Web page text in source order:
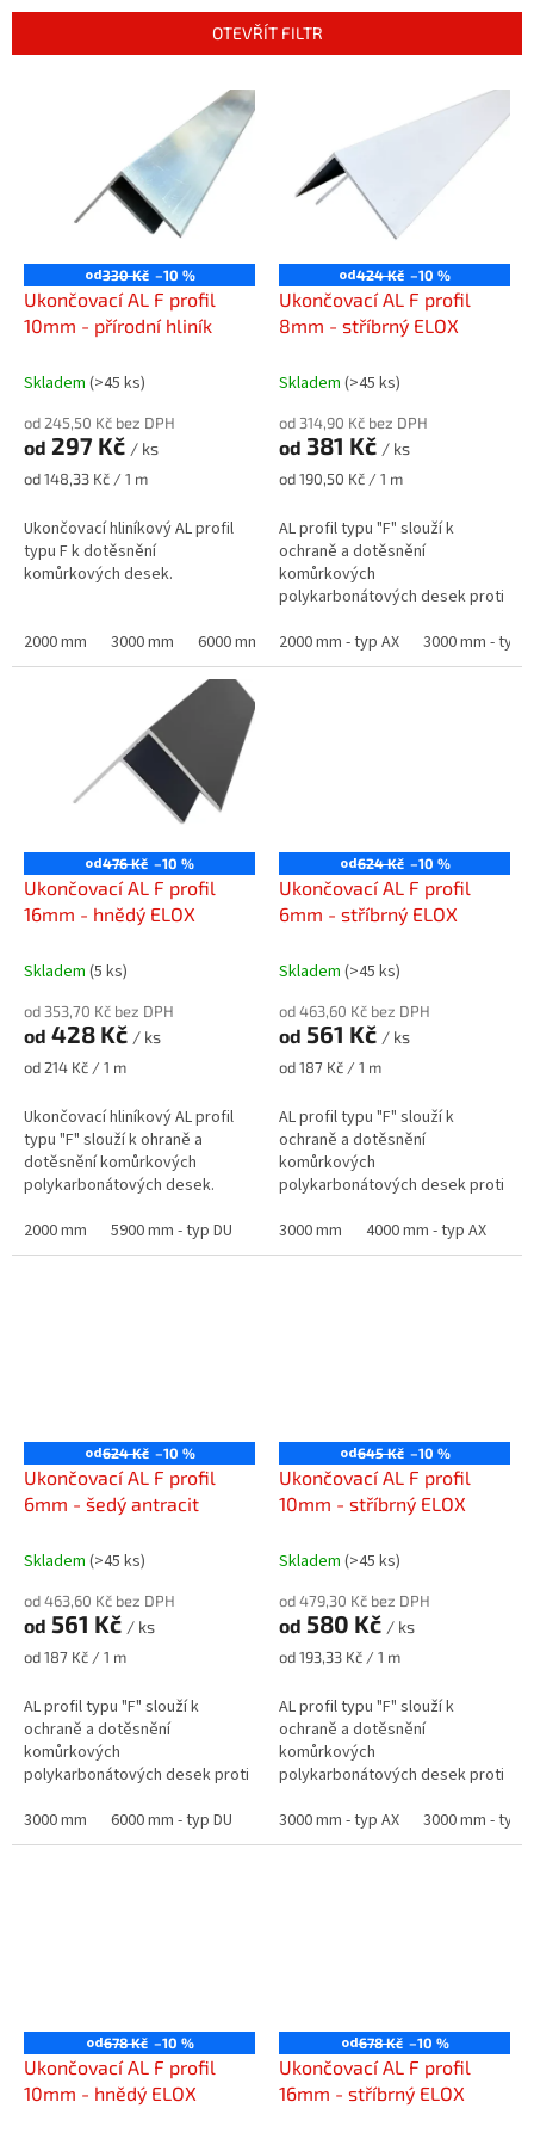
í
OTEVŘÍT FILTR
od330 Kč –10 %
Ukončovací AL F profil
10mm - přírodní hliník
Skladem (>45 ks)
od 245,50 Kč bez DPH
od 297 Kč / ks
Měrná
od 148,33 Kč / 1 m
Ukončovací hliníkový AL profil
typu F k dotěsnění
komůrkových desek.
2000 mm 3000 mm 6000 mm
od424 Kč –10 %
Ukončovací AL F profil
8mm - stříbrný ELOX
Skladem (>45 ks)
od 314,90 Kč bez DPH
od 381 Kč / ks
Měrná
od 190,50 Kč / 1 m
AL profil typu "F" slouží k
ochraně a dotěsnění
komůrkových
polykarbonátových desek proti
2000 mm - typ AX
3000 mm - typ
od476 Kč –10 %
Ukončovací AL F profil
16mm - hnědý ELOX
Skladem (5 ks)
od 353,70 Kč bez DPH
od 428 Kč / ks
Měrná
od 214 Kč / 1 m
Ukončovací hliníkový AL profil
typu "F" slouží k ohraně a
dotěsnění komůrkových
polykarbonátových desek.
2000 mm
5900 mm - typ DU 6000 mm - typ AX
od624 Kč –10 %
Ukončovací AL F profil
6mm - stříbrný ELOX
Skladem (>45 ks)
od 463,60 Kč bez DPH
od 561 Kč / ks
Měrná
od 187 Kč / 1 m
AL profil typu "F" slouží k
ochraně a dotěsnění
komůrkových
polykarbonátových desek proti
3000 mm
4000 mm - typ AX
od624 Kč –10 %
Ukončovací AL F profil
6mm - šedý antracit
Skladem (>45 ks)
od 463,60 Kč bez DPH
od 561 Kč / ks
Měrná
od 187 Kč / 1 m
AL profil typu "F" slouží k
ochraně a dotěsnění
komůrkových
polykarbonátových desek proti
3000 mm
6000 mm - typ DU
od645 Kč –10 %
Ukončovací AL F profil
10mm - stříbrný ELOX
Skladem (>45 ks)
od 479,30 Kč bez DPH
od 580 Kč / ks
Měrná
od 193,33 Kč / 1 m
AL profil typu "F" slouží k
ochraně a dotěsnění
komůrkových
polykarbonátových desek proti
3000 mm - typ AX
3000 mm - typ
od678 Kč –10 %
Ukončovací AL F profil
10mm - hnědý ELOX
od678 Kč –10 %
Ukončovací AL F profil
16mm - stříbrný ELOX